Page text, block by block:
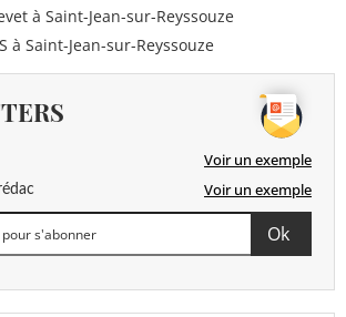
à Saint-Jean-sur-Reyssouze
à Saint-Jean-sur-Reyssouze
Voir un exemple
Voir un exemple